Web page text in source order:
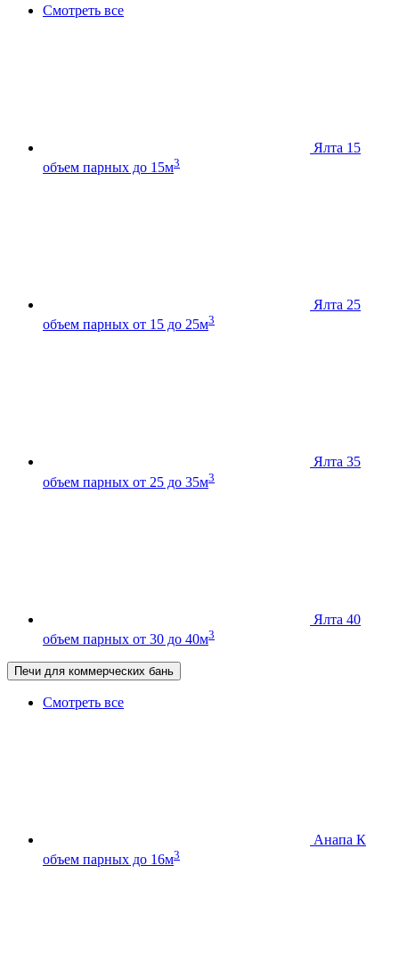
Смотреть все
Ялта 15
объем парных до 15м3
Ялта 25
объем парных от 15 до 25м3
Ялта 35
объем парных от 25 до 35м3
Ялта 40
объем парных от 30 до 40м3
Печи для коммерческих бань
Смотреть все
Анапа К
объем парных до 16м3